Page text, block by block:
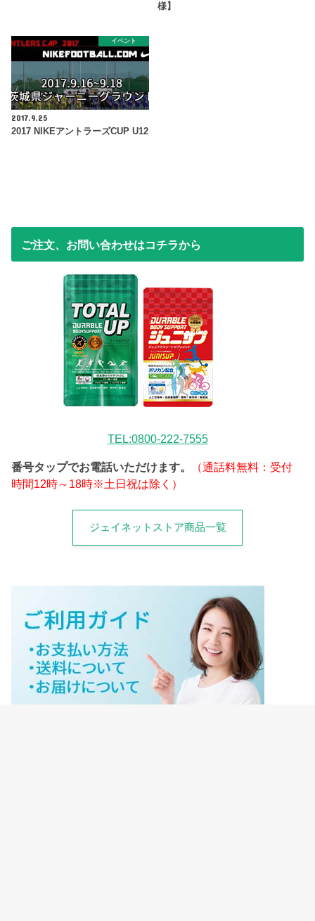
様】
イベント
2017.9.25
2017 NIKEアントラーズCUP U12
ご注文、お問い合わせはコチラから
TEL:0800-222-7555
番号タップでお電話いただけます。
（通話料無料：受付
時間12時～18時※土日祝は除く）
ジェイネットストア商品一覧